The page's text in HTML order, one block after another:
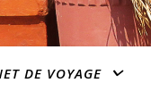
DE VOYAGE